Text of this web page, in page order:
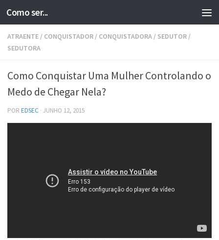
Skip to content
Como ser...
ATRAENTE / CONQUISTADOR / CONQUISTADORA / SEDUTOR /
SEDUTORA
Como Conquistar Uma Mulher Controlando o
Medo de Chegar Nela?
POR EDSEC · JUNHO 12, 2015